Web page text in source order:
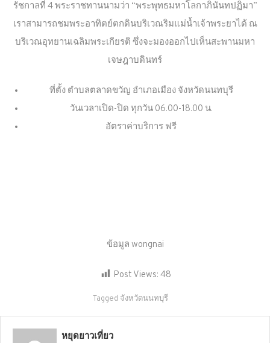
รัชกาลที่ 4 พระราชทานนามว่า “พระพุทธมหาโลกาภินันทปฏิมา”
เราสามารถชมพระอาทิตย์ตกดินบริเวณริมแม่น้ำเจ้าพระยาได้ ณ
บริเวณอุทยานเฉลิมพระเกียรติ ซึ่งจะมองออกไปเห็นสะพานมหา
เจษฎาบดินทร์
ที่ตั้ง ตำบลตลาดขวัญ อำเภอเมือง จังหวัดนนทบุรี
วันเวลาเปิด-ปิด ทุกวัน 06.00-18.00 น.
อัตราค่าบริการ ฟรี
ข้อมูล wongnai
Post Views: 48
Tagged จังหวัดนนทบุรี
หยุดยาวเที่ยว